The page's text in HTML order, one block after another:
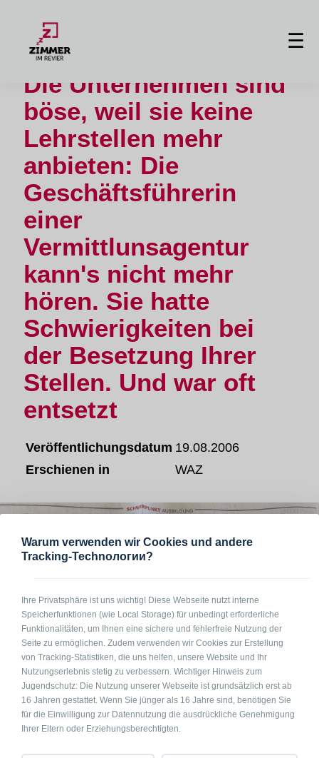
☰
20 Fehler in Anschreiben und
Lebenslauf
Die Unternehmen sind
böse, weil sie keine
Lehrstellen mehr
anbieten: Die
Geschäftsführerin
einer
Vermittlunsagentur
kann's nicht mehr
hören. Sie hatte
Schwierigkeiten bei
der Besetzung Ihrer
Stellen. Und war oft
entsetzt
Veröffentlichungsdatum 19.08.2006
Erschienen in
WAZ
Warum verwenden wir Cookies und andere
Tracking-Technологии?
Ihre Privatsphäre ist uns wichtig! Diese Webseite nutzt interne
Speicherfunktionen (wie Local Storage) für unbedingt erforderliche
Funktionalitäten, um Ihnen eine sichere und fehlerfreie Nutzung der
Seite zu ermöglichen. Zudem verwenden wir Cookies zur Erstellung
von Tracking-Statistiken, die uns helfen, unsere Website und Ihr
Nutzungserlebnis stetig zu verbessern. Wichtiger Hinweis zum
Jugendschutz: Die Nutzung unserer Webseite ist grundsätzlich erst ab
16 Jahren gestattet. Wenn Sie jünger als 16 Jahre sind, benötigen Sie
für die Einwilligung zur Datennutzung die ausdrückliche Genehmigung
Ihrer Eltern oder Erziehungsberechtigten.